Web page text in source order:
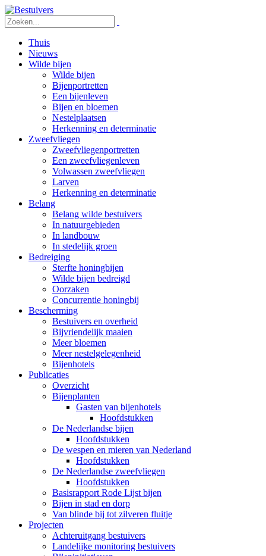
Thuis
Nieuws
Wilde bijen
Wilde bijen
Bijenportretten
Een bijenleven
Bijen en bloemen
Nestelplaatsen
Herkenning en determinatie
Zweefvliegen
Zweefvliegenportretten
Een zweefvliegenleven
Volwassen zweefvliegen
Larven
Herkenning en determinatie
Belang
Belang wilde bestuivers
In natuurgebieden
In landbouw
In stedelijk groen
Bedreiging
Sterfte honingbijen
Wilde bijen bedreigd
Oorzaken
Concurrentie honingbij
Bescherming
Bestuivers en overheid
Bijvriendelijk maaien
Meer bloemen
Meer nestelgelegenheid
Bijenhotels
Publicaties
Overzicht
Bijenplanten
Gasten van bijenhotels
Hoofdstukken
De Nederlandse bijen
Hoofdstukken
De wespen en mieren van Nederland
Hoofdstukken
De Nederlandse zweefvliegen
Hoofdstukken
Basisrapport Rode Lijst bijen
Bijen in stad en dorp
Van blinde bij tot zilveren fluitje
Projecten
Achteruitgang bestuivers
Landelijke monitoring bestuivers